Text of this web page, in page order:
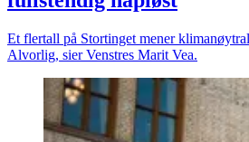
Et flertall på Stortinget mener
Alvorlig, sier Venstres Marit Vea.